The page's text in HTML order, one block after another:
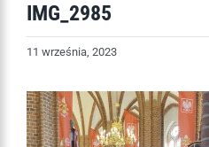
IMG_2985
11 września, 2023